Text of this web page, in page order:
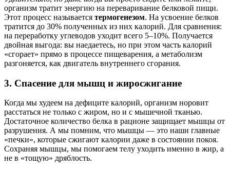
организм тратит энергию на переваривание белковой пищи.
Этот процесс называется термогенезом. На усвоение белков
тратится до 30% полученных из них калорий. Для сравнения:
на переработку углеводов уходит всего 5–10%. Получается
двойная выгода: вы наедаетесь, но при этом часть калорий
«сгорает» прямо в процессе пищеварения, а метаболизм
разгоняется, как двигатель внутреннего сгорания.
3. Спасение для мышц и жиросжигание
Когда мы худеем на дефиците калорий, организм норовит
расстаться не только с жиром, но и с мышечной тканью.
Достаточное количество белка в рационе защищает мышцы от
разрушения. А мы помним, что мышцы — это наши главные
«печки», которые сжигают калории даже в состоянии покоя.
Сохраняя мышцы, мы помогаем телу уходить именно в жир, а
не в «тощую» дряблость.